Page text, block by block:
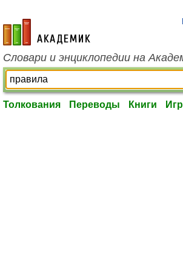
academic.ru
Словари и энциклопедии на
Толкования Переводы Книги